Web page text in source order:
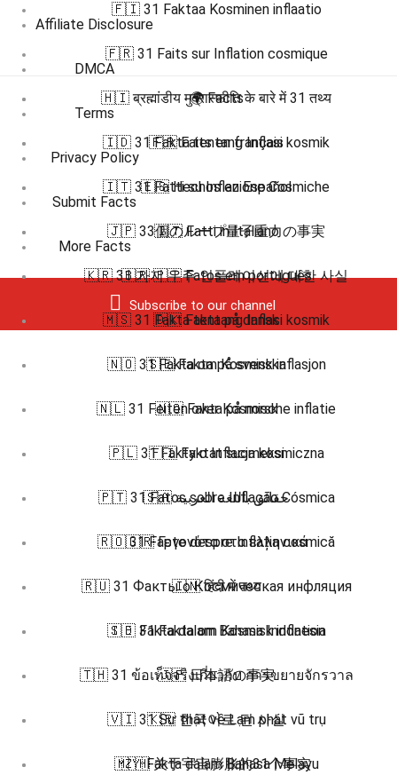
Affiliate Disclosure
DMCA
Terms
Privacy Policy
Submit Facts
More Facts
Subscribe to our channel
🇫🇮 31 Faktaa Kosminen inflaatio
🇫🇷 31 Faits sur Inflation cosmique
🇭🇮 ब्रह्मांडीय मुद्रास्फीति के बारे में 31 तथ्य
🇮🇩 31 Fakta tentang Inflasi kosmik
🇮🇹 31 Fatti su Inflazione Cosmiche
🇯🇵 33個のループ量子重力の事実
🇰🇷 31 가지 우주 인플레이션에 대한 사실
🇲🇸 31 Fakta tentang Inflasi kosmik
🇳🇴 31 Fakta om Kosmisk inflasjon
🇳🇱 31 Feiten over Kosmische inflatie
🇵🇱 31 Fakty o Inflacja kosmiczna
🇵🇹 31 Fatos sobre Inflação Cósmica
🇷🇴 31 Fapte despre Inflația cosmică
🇷🇺 31 Факты о Космическая инфляция
🇸🇪 31 Fakta om Kosmisk inflation
🇹🇭 31 ข้อเท็จจริงเกี่ยวกับ การขยายจักรวาล
🇻🇮 31 Sự thật về Lạm phát vũ trụ
🇿🇭 关于宇宙膨胀的31个事实
🌍 Facts
🇫🇷 Faits en français
🇪🇸 Hechos en Español
🇮🇹 Fatti in Italiano
🇧🇷 🇵🇹 Fatos em português
🇩🇰 Fakta på dansk
🇸🇪 Fakta på svenska
🇳🇴 Fakta på norsk
🇫🇮 Faktat suomeksi
🇸🇦 حقائق باللغة العربية
🇬🇷 Γεγονότα στα ελληνικά
🇮🇳 हिंदी में तथ्य
🇮🇩 Fakta dalam Bahasa Indonesia
🇯🇵 日本語の事実
🇰🇷 한국어로 된 사실
🇲🇾 Fakta dalam Bahasa Melayu